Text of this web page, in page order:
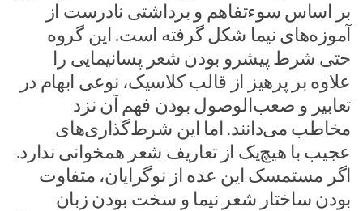
بر اساس سوء‌تفاهم و برداشتی نادرست از
آموزه‌های نیما شکل گرفته است. این گروه
حتی شرط پیشرو بودن شعر پسانیمایی را
علاوه بر پرهیز از قالب کلاسیک، نوعی ابهام در
تعابیر و صعب‌الوصول بودن فهم آن نزد
مخاطب می‌دانند. اما این شرط‌گذاری‌های
عجیب با هیچ‌یک از تعاریف شعر همخوانی ندارد.
اگر مستمسک این عده از نوگرایان، متفاوت
بودن ساختار شعر نیما و سخت بودن زبان